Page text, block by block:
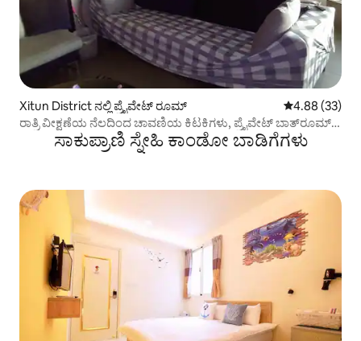
Xitun District ನಲ್ಲಿ ಪ್ರೈವೇಟ್ ರೂಮ್ 5 ರಲ್ಲಿ 4.88
4.88 (33)
ರಾತ್ರಿ ವೀಕ್ಷಣೆಯ ನೆಲದಿಂದ ಚಾವಣಿಯ ಕಿಟಕಿಗಳು, ಪ್ರೈವೇಟ್ ಬಾತ್‌ರೂಮ್
ಹೊಂದಿರುವ ಆರಾಮದಾಯಕ ನೈರ್ಮಲ್ಯ
ಸಾಕುಪ್ರಾಣಿ ಸ್ನೇಹಿ ಕಾಂಡೋ ಬಾಡಿಗೆಗಳು